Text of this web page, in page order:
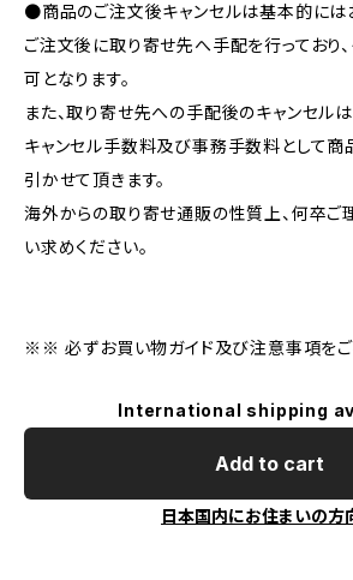
●商品のご注文後キャンセルは基本的には
ご注文後に取り寄せ先へ手配を行っており
可となります。
また、取り寄せ先への手配後のキャンセルは
キャンセル手数料及び事務手数料として
引かせて頂きます。
海外からの取り寄せ通販の性質上、何卒ご
い求めください。
※※ 必ずお買い物ガイド及び注意事項を
International shipping
Add to cart
日本国内にお住まいの方